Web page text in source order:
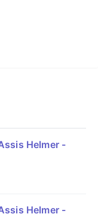
Helmer -
Helmer -